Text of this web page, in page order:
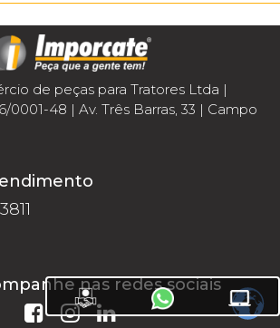
de peças para Tratores Ltda |
0001-48 | Av. Três Barras, 33 | Campo
nas redes sociais